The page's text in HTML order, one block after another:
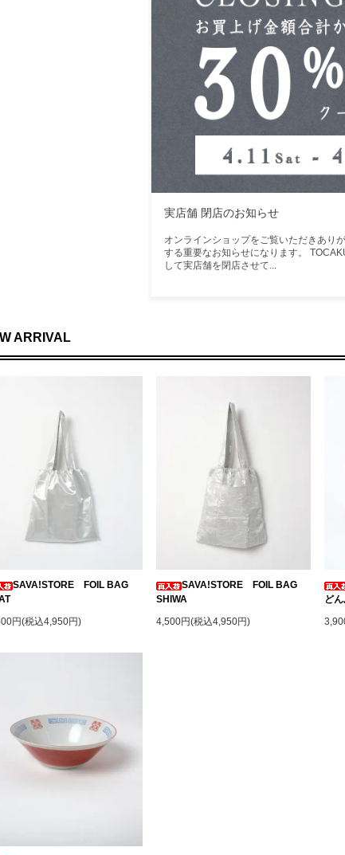
実店舗 閉店のお知らせ
オンラインショップをご覧いただきあり
する重要なお知らせになります。
して実店舗を閉店させて...
ARRIVAL
SAVA!STORE FOIL BAG
円(税込4,950円)
SAVA!STORE FOIL BAG
SHIWA
4,500円(税込4,950円)
ど